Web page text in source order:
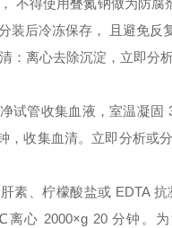
不得使用叠氮钠做为防腐
装后冷冻保存， 且避免反
：离心去除沉淀，立即分
试管收集血液，室温凝固
，收集血清。立即分析或
素、柠檬酸盐或 EDTA
离心 2000×g 20 分钟。